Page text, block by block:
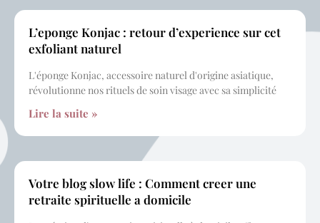
L’eponge Konjac : retour d’experience sur cet
exfoliant naturel
L'éponge Konjac, accessoire naturel d'origine asiatique,
révolutionne nos rituels de soin visage avec sa simplicité
Lire la suite »
Votre blog slow life : Comment creer une
retraite spirituelle a domicile